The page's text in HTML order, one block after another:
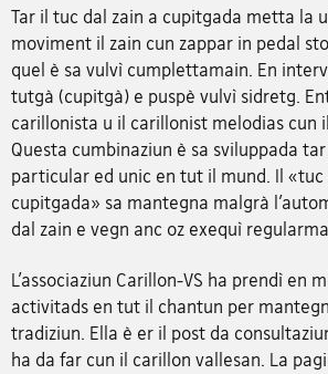
Tar il tuc dal zain a cupitgada metta la
moviment il zain cun zappar in pedal
quel è sa vulvì cumplettamain. En
tutgà (cupitgà) e puspè vulvì sidretg.
carillonista u il carillonist melodias cun
Questa cumbinaziun è sa sviluppada
particular ed unic en tut il mund. Il «tuc
cupitgada» sa mantegna malgrà
dal zain e vegn anc oz exequì
L’associaziun Carillon-VS ha prendì en
activitads en tut il chantun per
tradiziun. Ella è er il post da
ha da far cun il carillon vallesan. La